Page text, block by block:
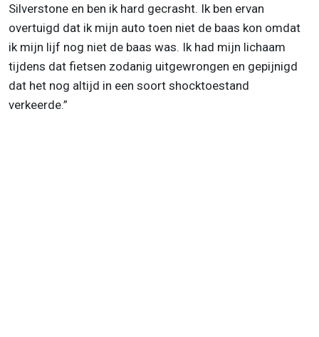
Silverstone en ben ik hard gecrasht. Ik ben ervan
overtuigd dat ik mijn auto toen niet de baas kon omdat
ik mijn lijf nog niet de baas was. Ik had mijn lichaam
tijdens dat fietsen zodanig uitgewrongen en gepijnigd
dat het nog altijd in een soort shocktoestand
verkeerde.”